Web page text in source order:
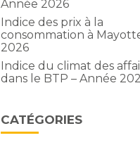
Année 2026
Indice des prix à la
consommation à
2026
Indice du climat des
dans le BTP – Année
CATÉGORIES